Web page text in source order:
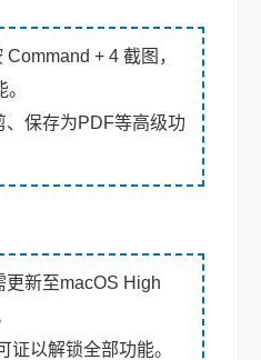
+ 4 截图，
、保存为PDF等高级功
更新至macOS High
证以解锁全部功能。